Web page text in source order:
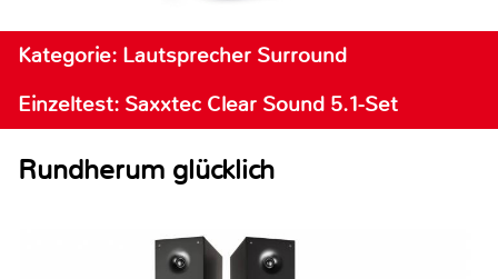
Kategorie: Lautsprecher Surround
Einzeltest: Saxxtec Clear Sound 5.1-Set
Rundherum glücklich